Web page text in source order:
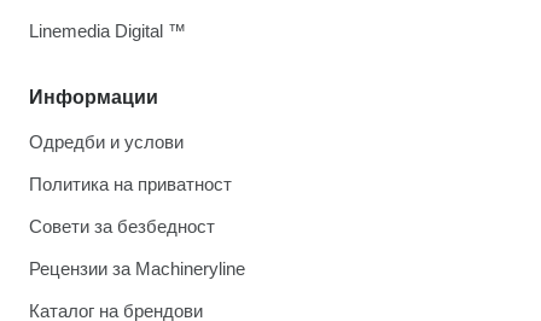
Информации
Одредби и услови
Политика на приватност
Совети за безбедност
Рецензии за Machineryline
Каталог на брендови
Linemedia Digital ™